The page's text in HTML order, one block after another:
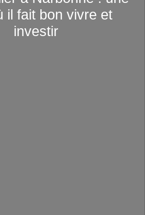
il fait bon vivre et
investir